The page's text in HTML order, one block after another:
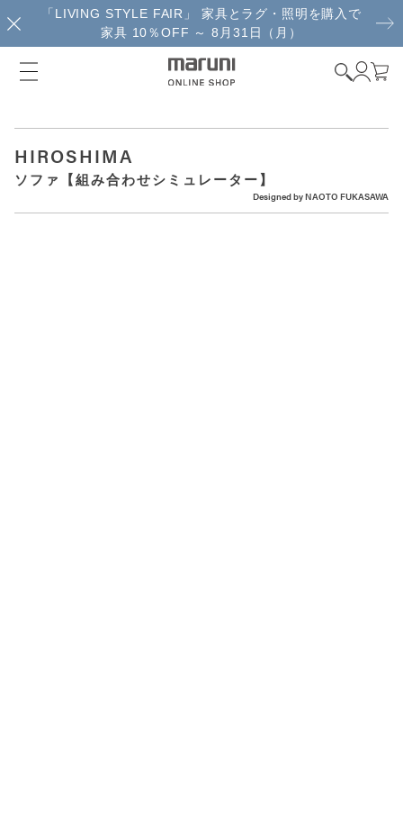
「LIVING STYLE FAIR」 家具とラグ・照明を購入で
家具 10％OFF ～ 8月31日（月）
HIROSHIMA
ソファ【組み合わせシミュレーター】
Designed byNAOTO FUKASAWA